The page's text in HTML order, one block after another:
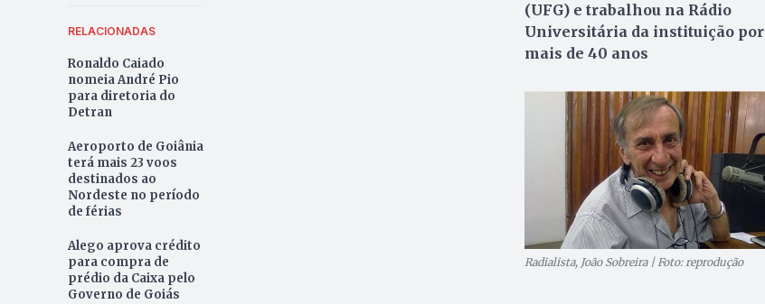
RELACIONADAS
Ronaldo Caiado
nomeia André Pio
para diretoria do
Detran
Aeroporto de Goiânia
terá mais 23 voos
destinados ao
Nordeste no período
de férias
Alego aprova crédito
para compra de
prédio da Caixa pelo
Governo de Goiás
(UFG) e trabalhou na Rádio
Universitária da instituição por
mais de 40 anos
Radialista, João Sobreira | Foto: reprodução